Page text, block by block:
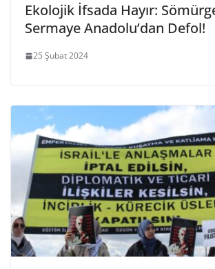
Ekolojik İfsada Hayır:
Sermaye Anadolu’dan Defol!
25 Şubat 2024